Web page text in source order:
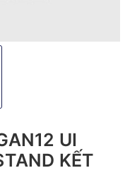
UI
KẾT